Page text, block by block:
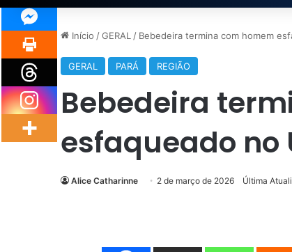
Início /GERAL / Bebedeira termina com homem
GERAL PARÁ REGIÃO
Bebedeira
esfaqueado
Alice Catharinne 2 de março de 2026 Última